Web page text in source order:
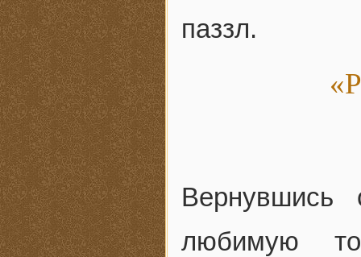
паззл.
любимую